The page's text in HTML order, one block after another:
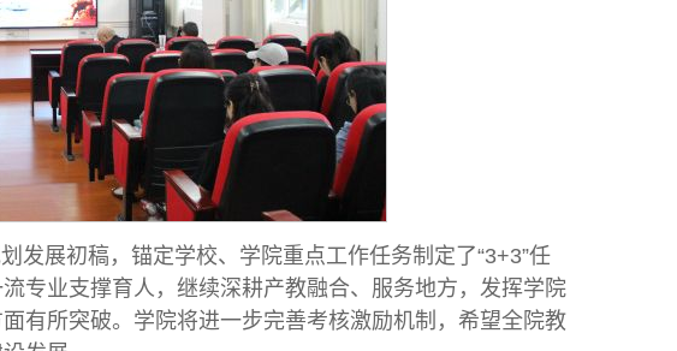
发展初稿，锚定学校、学院重点工作任务制定了“3+3”任
专业支撑育人，继续深耕产教融合、服务地方，发挥学院
有所突破。学院将进一步完善考核激励机制，希望全院教